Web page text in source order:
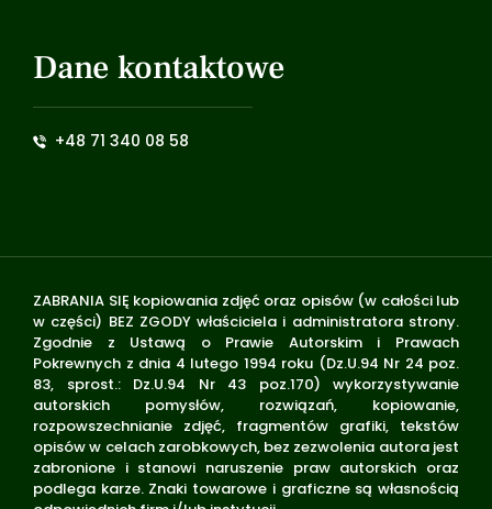
Dane kontaktowe
+48 71 340 08 58
ZABRANIA SIĘ kopiowania zdjęć oraz opisów (w całości lub
w części) BEZ ZGODY właściciela i administratora strony.
Zgodnie z Ustawą o Prawie Autorskim i Prawach
Pokrewnych z dnia 4 lutego 1994 roku (Dz.U.94 Nr 24 poz.
83, sprost.: Dz.U.94 Nr 43 poz.170) wykorzystywanie
autorskich pomysłów, rozwiązań, kopiowanie,
rozpowszechnianie zdjęć, fragmentów grafiki, tekstów
opisów w celach zarobkowych, bez zezwolenia autora jest
zabronione i stanowi naruszenie praw autorskich oraz
podlega karze. Znaki towarowe i graficzne są własnością